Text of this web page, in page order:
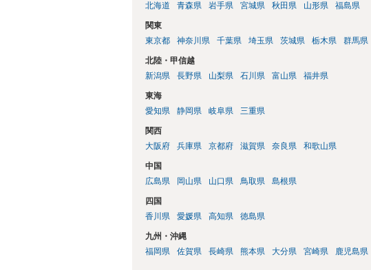
北海道
青森県 岩手県 宮城県 秋田県 山形県 福島県
関東
東京都
神奈川県 千葉県 埼玉県 茨城県 栃木県 群馬県
北陸・甲信越
新潟県
長野県 山梨県 石川県 富山県 福井県
東海
愛知県
静岡県 岐阜県 三重県
関西
大阪府
兵庫県 京都府 滋賀県 奈良県 和歌山県
中国
広島県
岡山県 山口県 鳥取県 島根県
四国
香川県
愛媛県 高知県 徳島県
九州・沖縄
福岡県
佐賀県 長崎県 熊本県 大分県 宮崎県 鹿児島県